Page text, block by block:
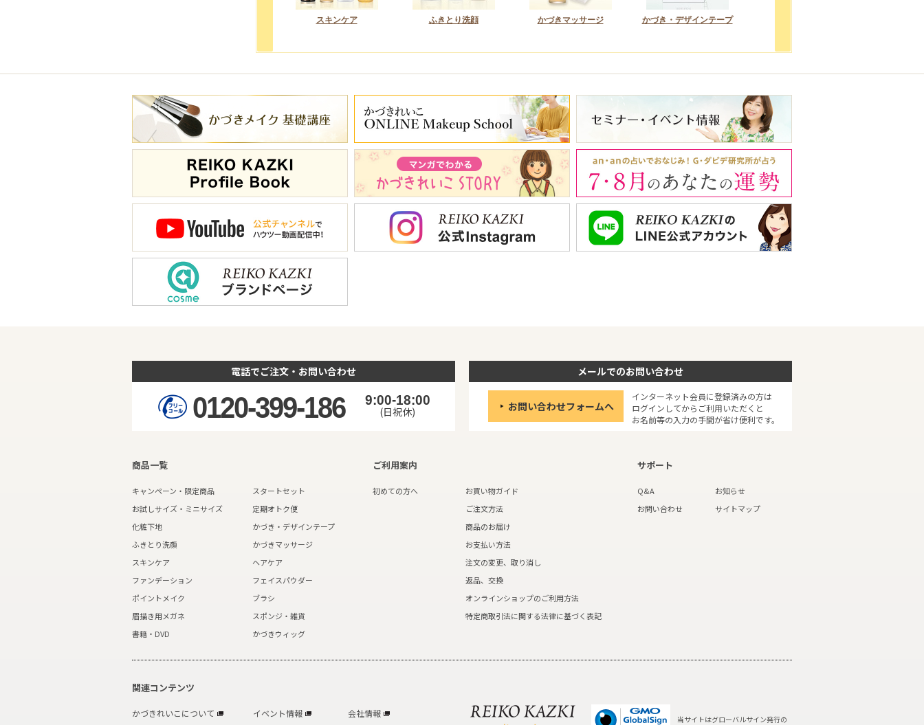
スキンケア ふきとり洗顔 かづきマッサージ かづき・デザインテープ
電話でご注文・お問い合わせ
0120-399-186 9:00-18:00
(日祝休)
メールでのお問い合わせ
お問い合わせフォームへ
インターネット会員に登録済みの方は
ログインしてからご利用いただくと
お名前等の入力の手間が省け便利です。
商品一覧
キャンペーン・限定商品
スタートセット
お試しサイズ・ミニサイズ
定期オトク便
化粧下地
かづき・デザインテープ
ふきとり洗顔
かづきマッサージ
スキンケア
ヘアケア
ファンデーション
フェイスパウダー
ポイントメイク
ブラシ
眉描き用メガネ
スポンジ・雑貨
書籍・DVD
かづきウィッグ
ご利用案内
初めての方へ
お買い物ガイド
ご注文方法
商品のお届け
お支払い方法
注文の変更、取り消し
返品、交換
オンラインショップのご利用方法
特定商取引法に関する法律に基づく表記
サポート
Q&A
お知らせ
お問い合わせ
サイトマップ
関連コンテンツ
かづきれいこについて イベント情報 会社情報
当サイトはグローバルサイン発行の